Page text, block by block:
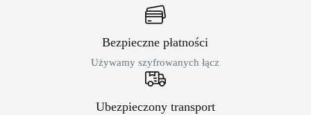
Bezpieczne płatności
Używamy szyfrowanych łącz
Ubezpieczony transport